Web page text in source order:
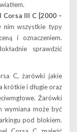
Corsa III C [2000 –
nim wszystkie typy
i oznaczeniem.
sprawdzić
C, żarówki jakie
krótkie i długie oraz
Żarówki
wymiana może być
pod blokiem.